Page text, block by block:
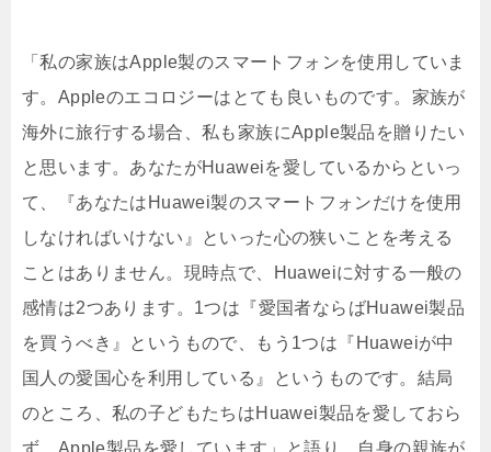
「私の家族はApple製のスマートフォンを使用していま
す。Appleのエコロジーはとても良いものです。家族が
海外に旅行する場合、私も家族にApple製品を贈りたい
と思います。あなたがHuaweiを愛しているからといっ
て、『あなたはHuawei製のスマートフォンだけを使用
しなければいけない』といった心の狭いことを考える
ことはありません。現時点で、Huaweiに対する一般の
感情は2つあります。1つは『愛国者ならばHuawei製品
を買うべき』というもので、もう1つは『Huaweiが中
国人の愛国心を利用している』というものです。結局
のところ、私の子どもたちはHuawei製品を愛しておら
ず、Apple製品を愛しています」と語り、自身の親族が